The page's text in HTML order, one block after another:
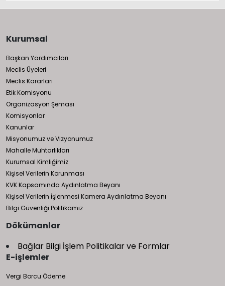
Kurumsal
Başkan Yardımcıları
Meclis Üyeleri
Meclis Kararları
Etik Komisyonu
Organizasyon Şeması
Komisyonlar
Kanunlar
Misyonumuz ve Vizyonumuz
Mahalle Muhtarlıkları
Kurumsal Kimliğimiz
Kişisel Verilerin Korunması
KVK Kapsamında Aydınlatma Beyanı
Kişisel Verilerin İşlenmesi Kamera Aydınlatma Beyanı
Bilgi Güvenliği Politikamız
Dökümanlar
Bağlar Bilgi İşlem Politikalar ve Formlar
E-işlemler
Vergi Borcu Ödeme